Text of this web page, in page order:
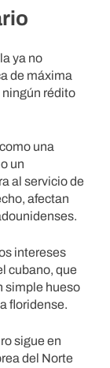
ya no
de máxima
rédito
una
un
al servicio de
afectan
intereses
cubano, que
simple hueso
floridense.
sigue en
del Norte